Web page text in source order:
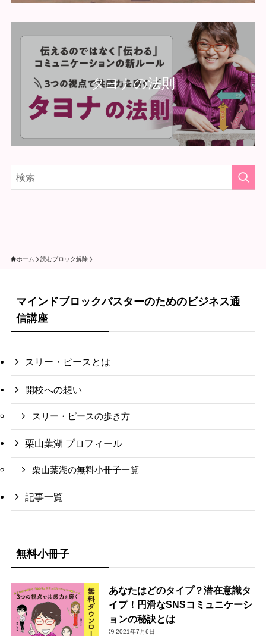
タヨナの法則
ホーム 読むブロック解除
マインドブロックバスターのためのビジネス通
信講座
スリー・ピースとは
開校への想い
スリー・ピースの歩き方
栗山葉湖 プロフィール
栗山葉湖の無料小冊子一覧
記事一覧
無料小冊子
あなたはどのタイプ？潜在意識タ
イプ！円滑なSNSコミュニケーシ
ョンの秘訣とは
2021年7月6日